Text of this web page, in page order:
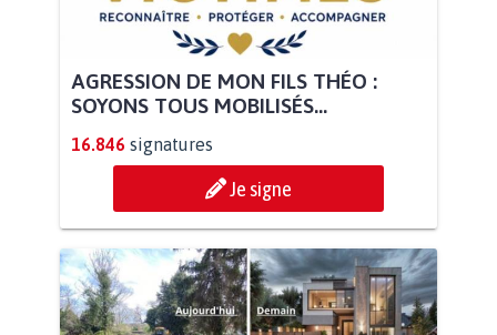
AGRESSION DE MON FILS THÉO :
SOYONS TOUS MOBILISÉS...
16.846 signatures
Je signe